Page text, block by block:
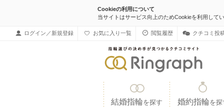
Cookieの利用について
当サイトはサービス向上のためCookieを利用して
ログイン／新規登録 お気に入り一覧 閲覧履歴 クチコミ投
結婚指輪を探す 婚約指輪を探